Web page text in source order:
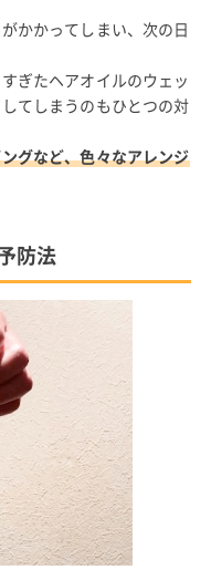
かかってしまい、次の日
ぎたヘアオイルのウェッ
てしまうのもひとつの対
グなど、色々なアレンジ
防法